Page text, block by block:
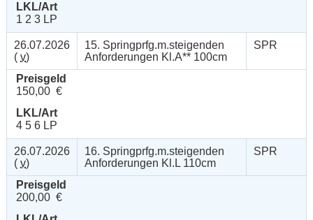
LKL/Art
1 2 3 LP
26.07.2026
( v)
15. Springprfg.m.steigenden
Anforderungen Kl.A** 100cm
SPR
Preisgeld
150,00 €
LKL/Art
4 5 6 LP
26.07.2026
( v)
16. Springprfg.m.steigenden
Anforderungen Kl.L 110cm
SPR
Preisgeld
200,00 €